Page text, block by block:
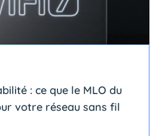
: ce que le MLO du
votre réseau sans fil